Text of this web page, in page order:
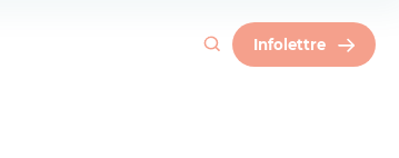
Infolettre